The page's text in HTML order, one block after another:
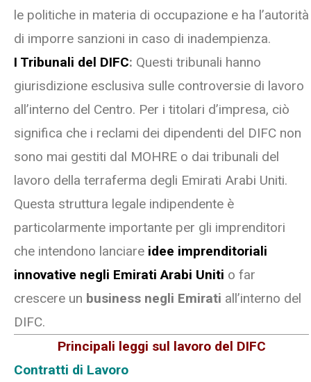
le politiche in materia di occupazione e ha l’autorità
di imporre sanzioni in caso di inadempienza.
I Tribunali del DIFC: Questi tribunali hanno
giurisdizione esclusiva sulle controversie di lavoro
all’interno del Centro. Per i titolari d’impresa, ciò
significa che i reclami dei dipendenti del DIFC non
sono mai gestiti dal MOHRE o dai tribunali del
lavoro della terraferma degli Emirati Arabi Uniti.
Questa struttura legale indipendente è
particolarmente importante per gli imprenditori
che intendono lanciare idee imprenditoriali
innovative negli Emirati Arabi Uniti o far
crescere un business negli Emirati all’interno del
DIFC.
Principali leggi sul lavoro del DIFC
Contratti di Lavoro